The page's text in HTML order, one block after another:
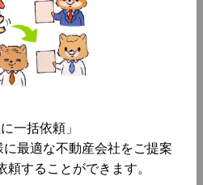
一括依頼」
最適な不動産会社をご提案
することができます。